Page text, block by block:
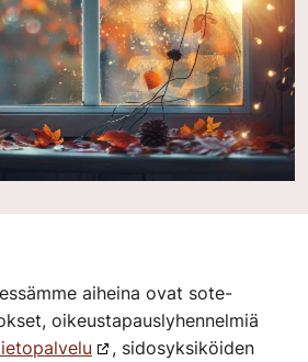
aiheina ovat sote-
oikeustapauslyhennelmiä
, sidosyksiköiden